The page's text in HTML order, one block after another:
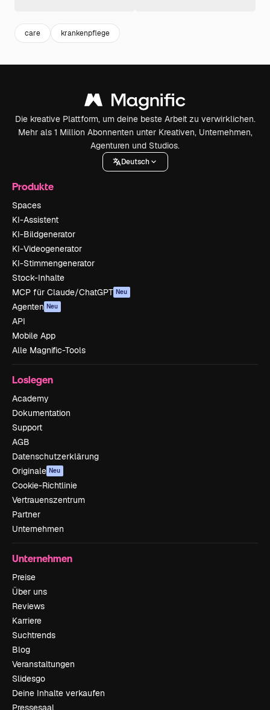
care krankenpflege
Die kreative Plattform, um deine beste Arbeit zu verwirklichen.
Mehr als 1 Million Abonnenten unter Kreativen, Unternehmen,
Agenturen und Studios.
Deutsch
Produkte
Spaces
KI-Assistent
KI-Bildgenerator
KI-Videogenerator
KI-Stimmengenerator
Stock-Inhalte
MCP für Claude/ChatGPT Neu
Agenten Neu
API
Mobile App
Alle Magnific-Tools
Loslegen
Academy
Dokumentation
Support
AGB
Datenschutzerklärung
Originale Neu
Cookie-Richtlinie
Vertrauenszentrum
Partner
Unternehmen
Unternehmen
Preise
Über uns
Reviews
Karriere
Suchtrends
Blog
Veranstaltungen
Slidesgo
Deine Inhalte verkaufen
Pressesaal